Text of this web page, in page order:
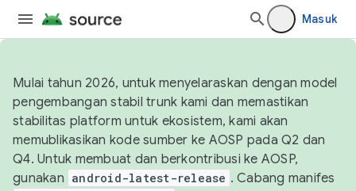
Masuk
Mulai tahun 2026, untuk menyelaraskan dengan model
pengembangan stabil trunk kami dan memastikan
stabilitas platform untuk ekosistem, kami akan
memublikasikan kode sumber ke AOSP pada Q2 dan
Q4. Untuk membuat dan berkontribusi ke AOSP,
gunakan android-latest-release . Cabang manifes